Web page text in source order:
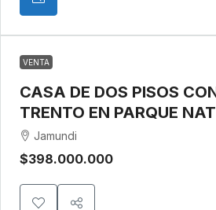
VENTA
CASA DE DOS PISOS
TRENTO EN PARQUE
Jamundi
$398.000.000